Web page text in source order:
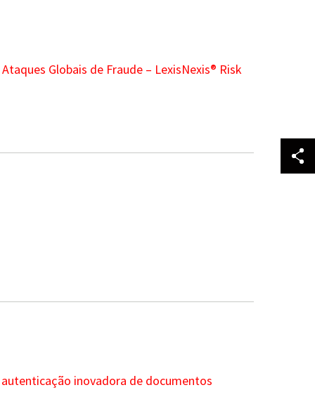
Globais de Fraude – LexisNexis® Risk
inovadora de documentos